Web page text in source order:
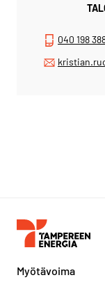
040 198
Myötävoima